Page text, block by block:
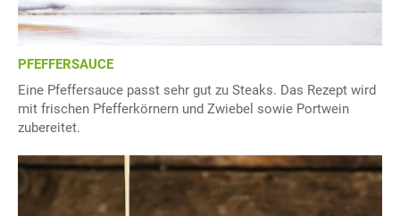
PFEFFERSAUCE
Eine Pfeffersauce passt sehr gut zu Steaks. Das Rezept wird
mit frischen Pfefferkörnern und Zwiebel sowie Portwein
zubereitet.